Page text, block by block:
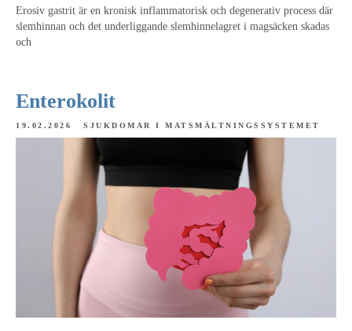
Erosiv gastrit är en kronisk inflammatorisk och degenerativ process där
slemhinnan och det underliggande slemhinnelagret i magsäcken skadas
och
Enterokolit
19.02.2026 SJUKDOMAR I MATSMÄLTNINGSSYSTEMET